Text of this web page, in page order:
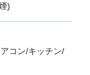
)
コン/キッチン/